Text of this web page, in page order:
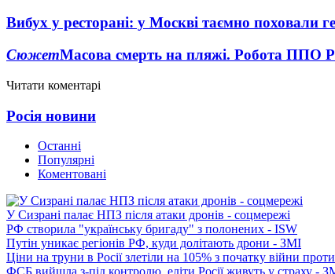
Вибух у ресторані: у Москві таємно поховали
СюжетМасова смерть на пляжі. Робота ППО
Читати коментарі
Росія новини
Останні
Популярні
Коментовані
У Сизрані палає НПЗ після атаки дронів - соцмережі
РФ створила "українську бригаду" з полонених - ISW
Путін уникає регіонів РФ, куди долітають дрони - ЗМІ
Ціни на труни в Росії злетіли на 105% з початку війни